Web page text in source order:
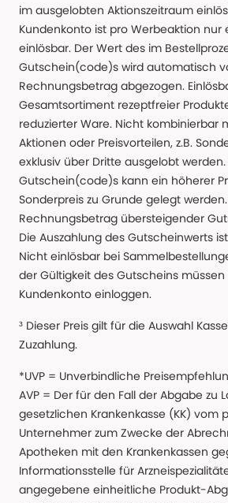
im ausgelobten Aktionszeitraum
Kundenkonto ist pro Werbeaktion nur
einlösbar. Der Wert des im
Gutschein(code)s wird automatisch
Rechnungsbetrag abgezogen.
Gesamtsortiment rezeptfreier
reduzierter Ware. Nicht kombinierbar
Aktionen oder Preisvorteilen, z.B.
exklusiv über Dritte ausgelobt
Gutschein(code)s kann ein höherer
Sonderpreis zu Grunde gelegt
Rechnungsbetrag übersteigender
Die Auszahlung des Gutscheinwerts
Nicht einlösbar bei
der Gültigkeit des Gutscheins müssen
Kundenkonto einloggen.
³ Dieser Preis gilt für die Auswahl
Zuzahlung.
*UVP = Unverbindliche
AVP = Der für den Fall der Abgabe zu
gesetzlichen Krankenkasse (KK) vom
Unternehmer zum Zwecke der
Apotheken mit den Krankenkassen
Informationsstelle für
angegebene einheitliche Produkt-